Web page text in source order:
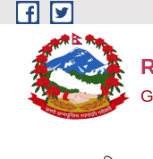
Skip to main content